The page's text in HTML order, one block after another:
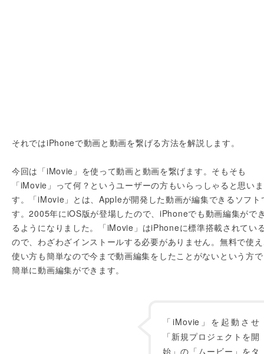
それではiPhoneで動画と動画を繋げる方法を解説します。
今回は「iMovie」を使って動画と動画を繋げます。そもそも
「iMovie」って何？というユーザーの方もいらっしゃると思いま
す。「iMovie」とは、Appleが開発した動画が編集できるソフト
す。2005年にiOS版が登場したので、iPhoneでも動画編集がで
るようになりました。「iMovie」はiPhoneに標準搭載されてい
ので、わざわざインストールする必要がありません。無料で使
使い方も簡単なので今まで動画編集をしたことがないという方
簡単に動画編集ができます。
「iMovie」を起動させ
「新規プロジェクトを開
始」の「ムービー」をタ